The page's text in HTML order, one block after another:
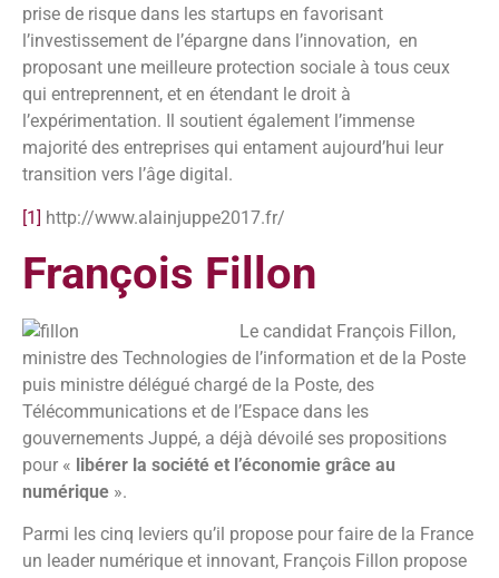
prise de risque dans les startups en favorisant
l’investissement de l’épargne dans l’innovation, en
proposant une meilleure protection sociale à tous ceux
qui entreprennent, et en étendant le droit à
l’expérimentation. Il soutient également l’immense
majorité des entreprises qui entament aujourd’hui leur
transition vers l’âge digital.
[1] http://www.alainjuppe2017.fr/
François Fillon
Le candidat François Fillon,
ministre des Technologies de l’information et de la Poste
puis ministre délégué chargé de la Poste, des
Télécommunications et de l’Espace dans les
gouvernements Juppé, a déjà dévoilé ses propositions
pour « libérer la société et l’économie grâce au
numérique ».
Parmi les cinq leviers qu’il propose pour faire de la France
un leader numérique et innovant, François Fillon propose